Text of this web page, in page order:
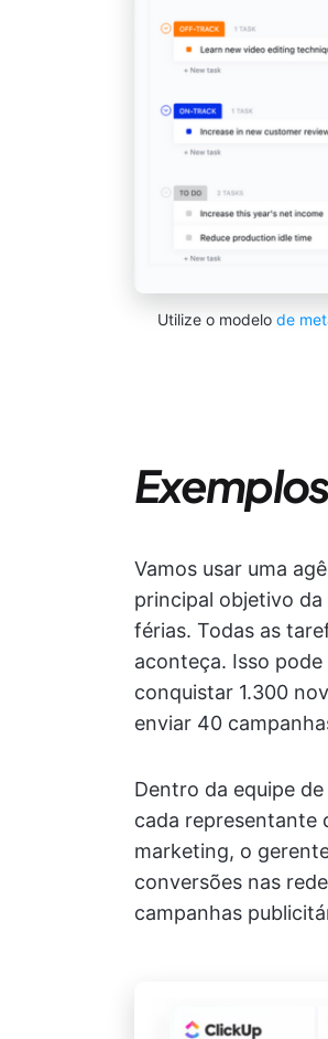
Utilize o modelo de
Vamos usar uma
principal objetivo
férias. Todas as
aconteça. Isso
conquistar 1.300
enviar 40
Dentro da equipe
cada representante
marketing, o
conversões nas
campanhas